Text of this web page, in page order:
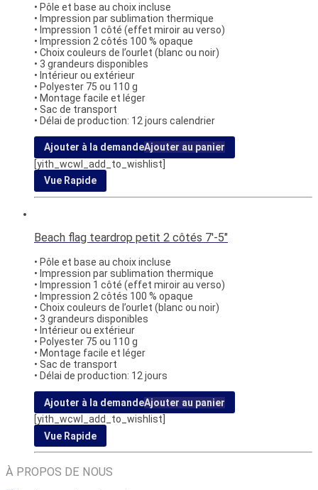
• Pôle et base au choix incluse
• Impression par sublimation thermique
• Impression 1 côté (effet miroir au verso)
• Impression 2 côtés 100 % opaque
• Choix couleurs de l’ourlet (blanc ou noir)
• 3 grandeurs disponibles
• Intérieur ou extérieur
• Polyester 75 ou 110 g
• Montage facile et léger
• Sac de transport
• Délai de production: 12 jours calendrier
Ajouter à la demandeAjouter au panier
[yith_wcwl_add_to_wishlist]
Vue Rapide
Beach flag teardrop petit 2 côtés 7′-5″
• Pôle et base au choix incluse
• Impression par sublimation thermique
• Impression 1 côté (effet miroir au verso)
• Impression 2 côtés 100 % opaque
• Choix couleurs de l’ourlet (blanc ou noir)
• 3 grandeurs disponibles
• Intérieur ou extérieur
• Polyester 75 ou 110 g
• Montage facile et léger
• Sac de transport
• Délai de production: 12 jours
Ajouter à la demandeAjouter au panier
[yith_wcwl_add_to_wishlist]
Vue Rapide
À PROPOS DE NOUS